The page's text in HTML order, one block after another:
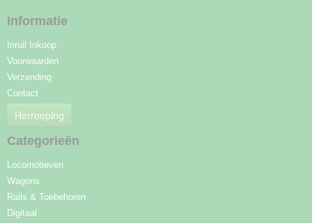
Informatie
Inruil Inkoop
Voorwaarden
Verzending
Contact
Herroeping
Categorieën
Locomotieven
Wagons
Rails & Toebehoren
Digitaal